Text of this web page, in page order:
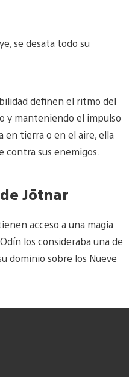
se desata todo su
definen el ritmo del
y manteniendo el impulso
en tierra o en el aire, ella
contra sus enemigos.
Jötnar
acceso a una magia
los consideraba una de
dominio sobre los Nueve